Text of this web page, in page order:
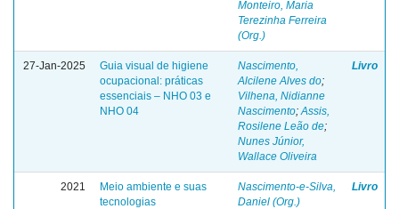
Monteiro, Maria
Terezinha Ferreira
(Org.)
27-Jan-2025
Guia visual de higiene
ocupacional: práticas
essenciais – NHO 03 e
NHO 04
Nascimento,
Alcilene Alves do;
Vilhena, Nidianne
Nascimento; Assis,
Rosilene Leão de;
Nunes Júnior,
Wallace Oliveira
Livro
2021
Meio ambiente e suas
tecnologias
Nascimento-e-Silva,
Daniel (Org.)
Livro